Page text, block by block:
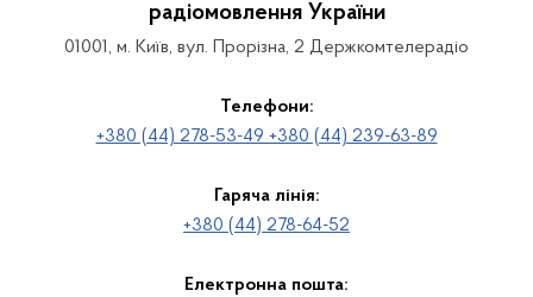
радіомовлення України
01001, м. Київ, вул. Прорізна, 2 Держкомтелерадіо
Телефони:
+380 (44) 278-53-49 +380 (44) 239-63-89
Гаряча лінія:
+380 (44) 278-64-52
Електронна пошта: